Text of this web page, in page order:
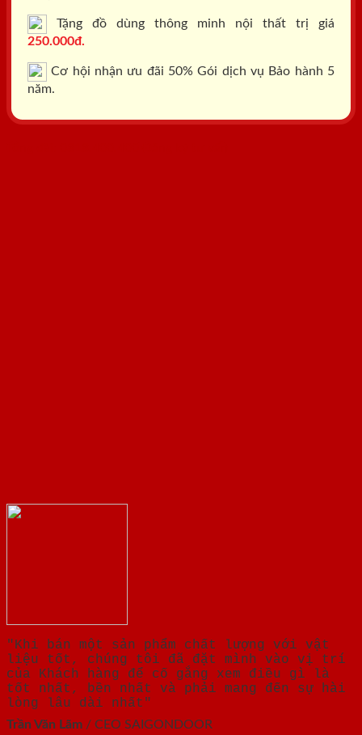
Tặng đồ dùng thông minh nội thất trị giá
250.000đ.
Cơ hội nhận ưu đãi 50% Gói dịch vụ Bảo hành 5
năm.
"Khi bán một sản phẩm chất lượng với vật
liệu tốt, chúng tôi đã đặt mình vào vị trí
của Khách hàng để cố gắng xem điều gì là
tốt nhất, bền nhất và phải mang đến sự hài
lòng lâu dài nhất"
Trần Văn Lãm / CEO SAIGONDOOR